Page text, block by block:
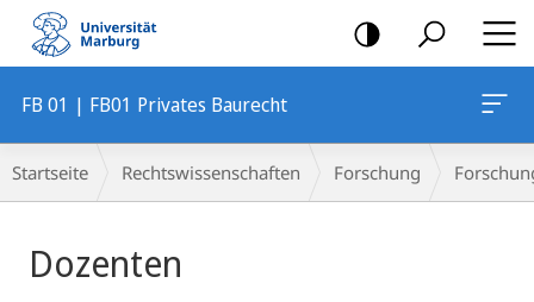
Mobile-
Navigation
FB 01 | FB01 Privates Baurecht
Breadcrumb-
Navigation
Startseite Rechtswissenschaften Forschung
Dozenten